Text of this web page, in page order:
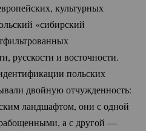
культурных
«сибирский
русскости и восточности.
польских
двойную отчужденность:
ландшафтом, они с одной
а с другой —